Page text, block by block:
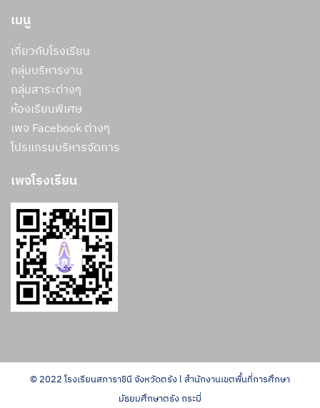
เมนู
เกี่ยวกับโรงเรียน
กลุ่มบริหารงาน
กลุ่มสาระต่างๆ
ห้องเรียนพิเศษ
เพจ Facebook ต่างๆ
โปรแกรมบริหารจัดการ
เพจโรงเรียน
© 2022 โรงเรียนสภาราชินี จังหวัดตรัง l สำนักงานเขตพื้นที่การศึกษา
มัธยมศึกษาตรัง กระบี่